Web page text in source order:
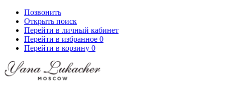
Позвонить
Открыть поиск
Перейти в личный кабинет
Перейти в избранное 0
Перейти в корзину 0